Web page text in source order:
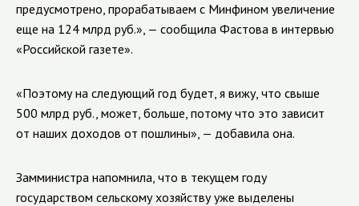
предусмотрено, прорабатываем с Минфином увеличение
еще на 124 млрд руб.», — сообщила Фастова в интервью
«Российской газете».
«Поэтому на следующий год будет, я вижу, что свыше
500 млрд руб., может, больше, потому что это зависит
от наших доходов от пошлины», — добавила она.
Замминистра напомнила, что в текущем году
государством сельскому хозяйству уже выделены